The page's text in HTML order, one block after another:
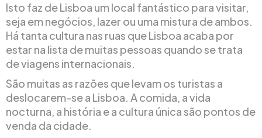
Isto faz de Lisboa um local fantástico para visitar,
seja em negócios, lazer ou uma mistura de ambos.
Há tanta cultura nas ruas que Lisboa acaba por
estar na lista de muitas pessoas quando se trata
de viagens internacionais.
São muitas as razões que levam os turistas a
deslocarem-se a Lisboa. A comida, a vida
nocturna, a história e a cultura única são pontos de
venda da cidade.